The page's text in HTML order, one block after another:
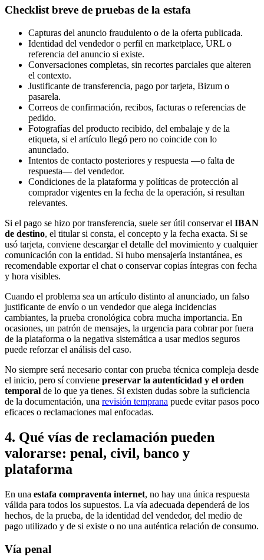
Checklist breve de pruebas de la estafa
Capturas del anuncio fraudulento o de la oferta publicada.
Identidad del vendedor o perfil en marketplace, URL o
referencia del anuncio si existe.
Conversaciones completas, sin recortes parciales que alteren
el contexto.
Justificante de transferencia, pago por tarjeta, Bizum o
pasarela.
Correos de confirmación, recibos, facturas o referencias de
pedido.
Fotografías del producto recibido, del embalaje y de la
etiqueta, si el artículo llegó pero no coincide con lo
anunciado.
Intentos de contacto posteriores y respuesta —o falta de
respuesta— del vendedor.
Condiciones de la plataforma y políticas de protección al
comprador vigentes en la fecha de la operación, si resultan
relevantes.
Si el pago se hizo por transferencia, suele ser útil conservar el IBAN
de destino, el titular si consta, el concepto y la fecha exacta. Si se
usó tarjeta, conviene descargar el detalle del movimiento y cualquier
comunicación con la entidad. Si hubo mensajería instantánea, es
recomendable exportar el chat o conservar copias íntegras con fecha
y hora visibles.
Cuando el problema sea un artículo distinto al anunciado, un falso
justificante de envío o un vendedor que alega incidencias
cambiantes, la prueba cronológica cobra mucha importancia. En
ocasiones, un patrón de mensajes, la urgencia para cobrar por fuera
de la plataforma o la negativa sistemática a usar medios seguros
puede reforzar el análisis del caso.
No siempre será necesario contar con prueba técnica compleja desde
el inicio, pero sí conviene preservar la autenticidad y el orden
temporal de lo que ya tienes. Si existen dudas sobre la suficiencia
de la documentación, una revisión temprana puede evitar pasos poco
eficaces o reclamaciones mal enfocadas.
4. Qué vías de reclamación pueden
valorarse: penal, civil, banco y
plataforma
En una estafa compraventa internet, no hay una única respuesta
válida para todos los supuestos. La vía adecuada dependerá de los
hechos, de la prueba, de la identidad del vendedor, del medio de
pago utilizado y de si existe o no una auténtica relación de consumo.
Vía penal